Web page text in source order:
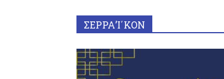
ΣΕΡΡΑ’Ι΄ΚΟΝ